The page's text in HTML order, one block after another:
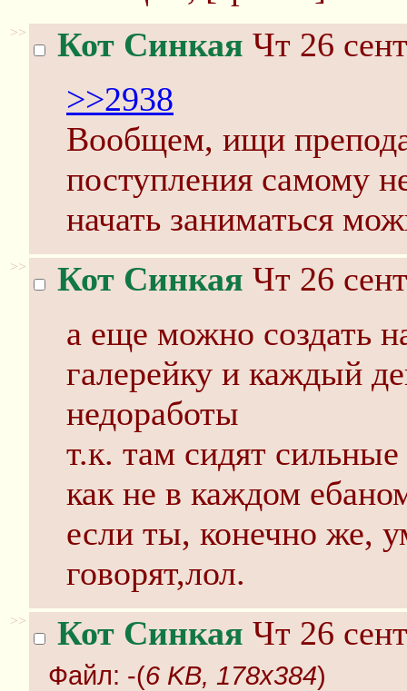
>> Кот Синкая Чт 26
>>2938
Вообщем, ищи
поступления самому
начать заниматься
>> Кот Синкая Чт 26
а еще можно создать
галерейку и каждый
недоработы
т.к. там сидят
как не в каждом
если ты, конечно же,
говорят,лол.
>> Кот Синкая Чт 26
Файл: -(6 KB, 178x384)